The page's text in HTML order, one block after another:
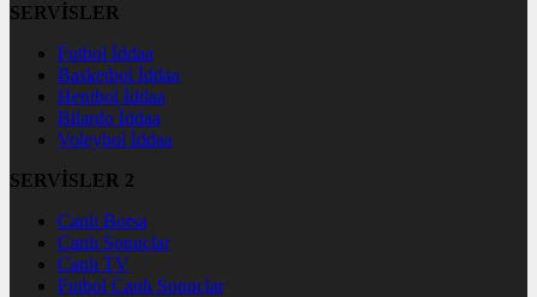
SERVİSLER
Futbol İddaa
Basketbol İddaa
Hentbol İddaa
Bilardo İddaa
Voleybol İddaa
SERVİSLER 2
Canlı Borsa
Canlı Sonuçlar
Canlı TV
Futbol Canlı Sonuçlar